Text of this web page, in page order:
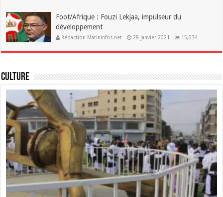
Foot/Afrique : Fouzi Lekjaa, impulseur du
développement
Rédaction Matininfos.net 28 janvier 2021 15,034
Culture